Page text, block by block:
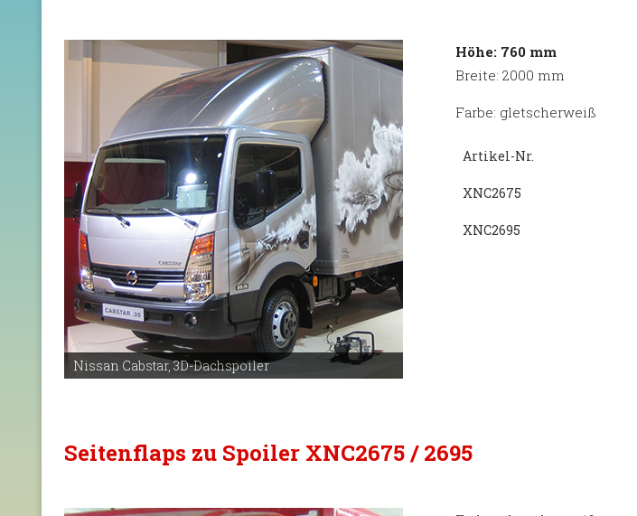
Nissan Cabstar, 3D-Dachspoiler
Höhe: 760 mm
Breite: 2000 mm
Farbe: gletscherweiß
Artikel-Nr.
XNC2675
XNC2695
Seitenflaps zu Spoiler XNC2675 / 2695